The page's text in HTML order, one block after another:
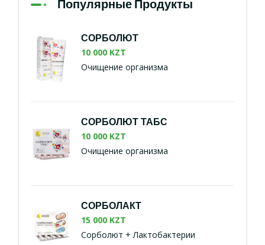
Популярные Продукты
СОРБОЛЮТ
10 000 KZT
Очищение организма
СОРБОЛЮТ ТАБС
10 000 KZT
Очищение организма
СОРБОЛАКТ
15 000 KZT
Сорболют + Лактобактерии